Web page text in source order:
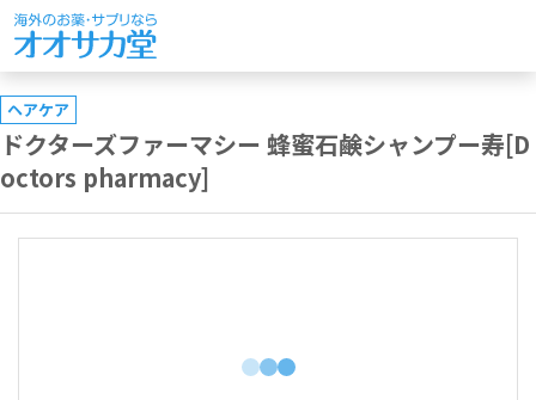
ヘアケア
ドクターズファーマシー 蜂蜜石鹸シャンプー寿[D
octors pharmacy]